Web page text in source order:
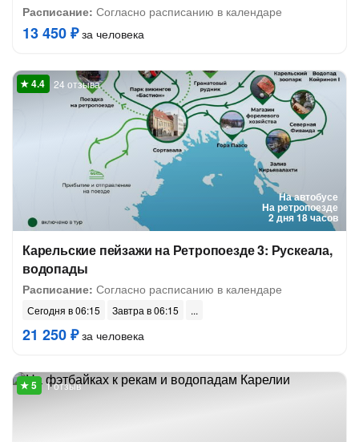
Расписание: Согласно расписанию в календаре
13 450 ₽за человека
На автобусе
На ретропоезде
2 дня 18 часов
24 отзыва
Карельские пейзажи на Ретропоезде 3: Рускеала,
водопады
Расписание: Согласно расписанию в календаре
Сегодня в 06:15 Завтра в 06:15
21 250 ₽за человека
1 отзыв